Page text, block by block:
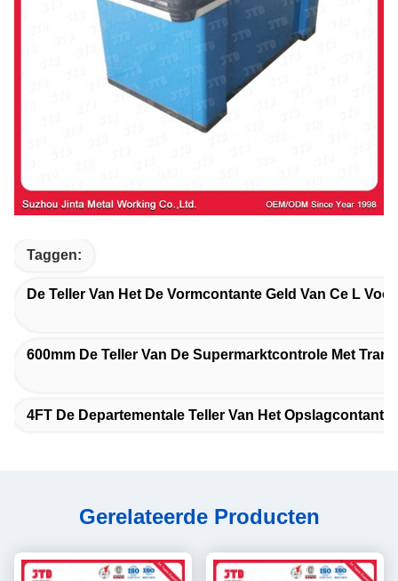
Taggen:
De Teller Van Het De Vormcontante Geld Van Ce L
600mm De Teller Van De Supermarktcontrole Met
4FT De Departementale Teller Van Het Opslagcontante
Gerelateerde Producten